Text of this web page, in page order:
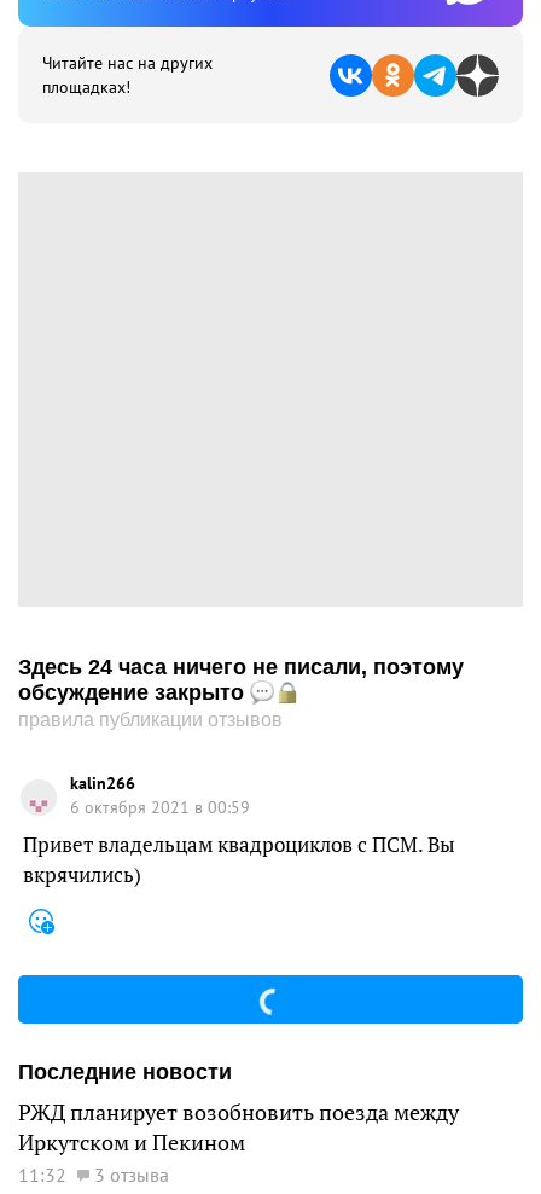
Читайте нас на других
площадках!
Здесь 24 часа ничего не писали, поэтому
обсуждение закрыто
правила публикации отзывов
kalin266
6 октября 2021 в 00:59
Привет владельцам квадроциклов с ПСМ. Вы
вкрячились)
Последние новости
РЖД планирует возобновить поезда между
Иркутском и Пекином
11:32 3 отзыва